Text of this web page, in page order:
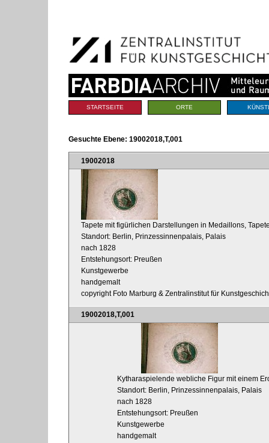
Navigation
Sektionen
STARTSEITE ORTE
Gesuchte Ebene: 19002018,T,001
19002018
Tapete mit figürlichen Darstellungen in Medaillons,
Standort: Berlin, Prinzessinnenpalais, Palais
nach 1828
Entstehungsort: Preußen
Kunstgewerbe
handgemalt
copyright Foto Marburg & Zentralinstitut für
19002018,T,001
Kytharaspielende webliche Figur mit einem
Standort: Berlin, Prinzessinnenpalais, Palais
nach 1828
Entstehungsort: Preußen
Kunstgewerbe
handgemalt